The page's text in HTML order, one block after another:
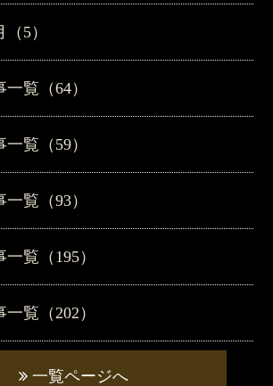
5）
覧（64）
覧（59）
覧（93）
覧（195）
覧（202）
一覧ページへ